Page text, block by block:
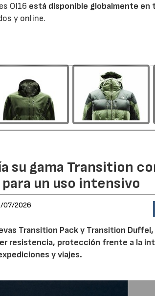
OI16 está disponible globalmente en
y online.
su gama Transition
un uso intensivo
07/2026
Transition Pack y Transition
resistencia, protección frente a la
y viajes.